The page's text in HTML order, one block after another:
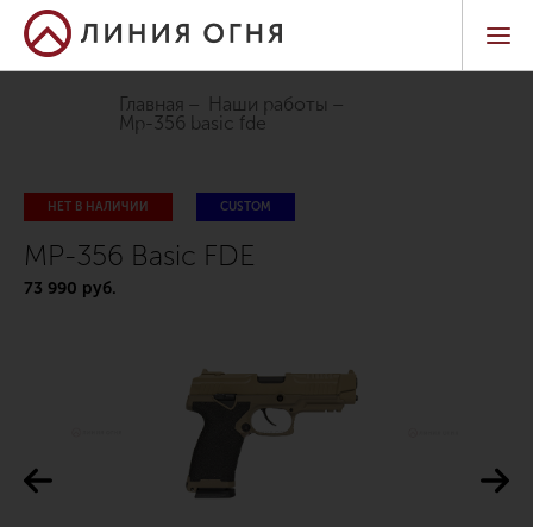
Главная
Наши работы
mp-356 basic fde
НЕТ В НАЛИЧИИ CUSTOM
MP-356 Basic FDE
73 990 руб.